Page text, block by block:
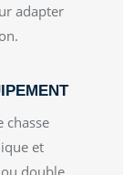
adapter
chasse
et
double